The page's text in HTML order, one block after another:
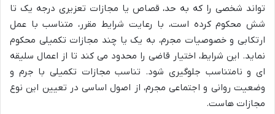
تواند شخصی را که به حد، قصاص یا مجازات تعزیری درجه یک تا
شش محکوم کرده است، با رعایت شرایط مقرر، متناسب با عمل
ارتکابی و خصوصیات مجرم، به یک یا چند مجازات تکمیلی محکوم
نماید. این شرایط، اختیار قاضی را محدود می کند تا از اعمال سلیقه
ای و نامتناسب جلوگیری شود. تناسب مجازات تکمیلی با جرم و
وضعیت روانی و اجتماعی مجرم، از اصول اساسی در تعیین این نوع
مجازات هاست.